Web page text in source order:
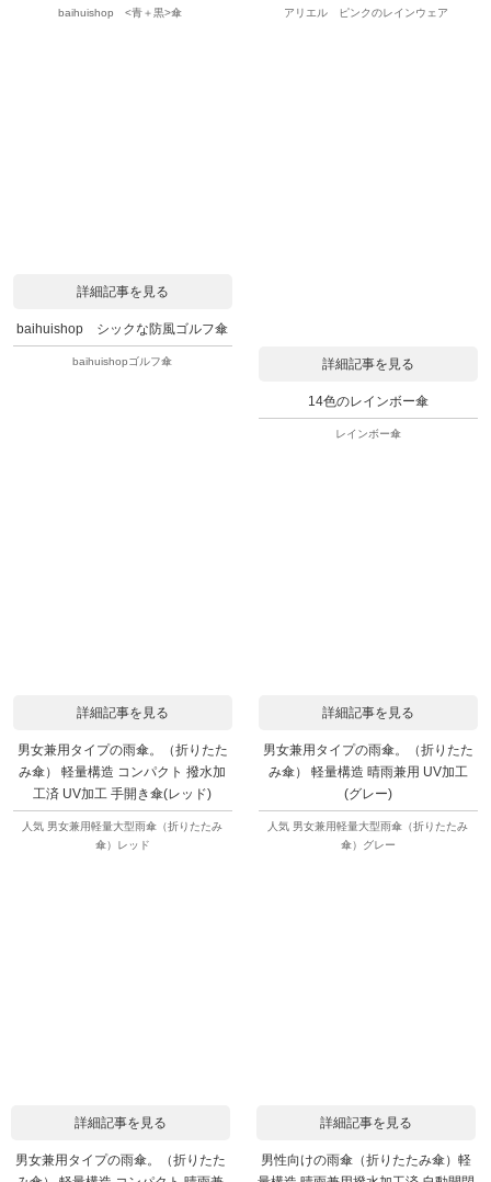
baihuishop <青＋黒>傘 アリエル ピンクのレインウェア
詳細記事を見る
baihuishop シックな防風ゴルフ傘
baihuishopゴルフ傘 詳細記事を見る
14色のレインボー傘
レインボー傘
詳細記事を見る
男女兼用タイプの雨傘。（折りたた
み傘） 軽量構造 コンパクト 撥水加
工済 UV加工 手開き傘(レッド)
人気 男女兼用軽量大型雨傘（折りたたみ
傘）レッド
詳細記事を見る
男女兼用タイプの雨傘。（折りたた
み傘） 軽量構造 晴雨兼用 UV加工
(グレー)
人気 男女兼用軽量大型雨傘（折りたたみ
傘）グレー
詳細記事を見る
男女兼用タイプの雨傘。（折りたた
詳細記事を見る
男性向けの雨傘（折りたたみ傘）軽